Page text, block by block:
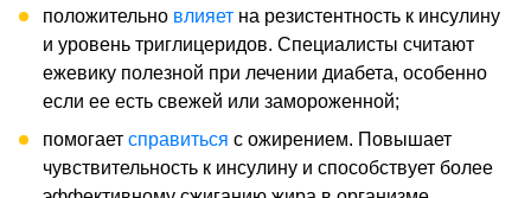
положительно влияет на резистентность к инсулину
и уровень триглицеридов. Специалисты считают
ежевику полезной при лечении диабета, особенно
если ее есть свежей или замороженной;
помогает справиться с ожирением. Повышает
чувствительность к инсулину и способствует более